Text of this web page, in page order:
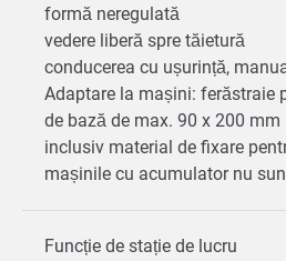
formă neregulată
vedere liberă spre tăietură
conducerea cu ușurință,
Adaptare la mașini: ferăstraie
de bază de max. 90 x 200 mm
inclusiv material de fixare
mașinile cu acumulator nu
Funcție de stație de lucru